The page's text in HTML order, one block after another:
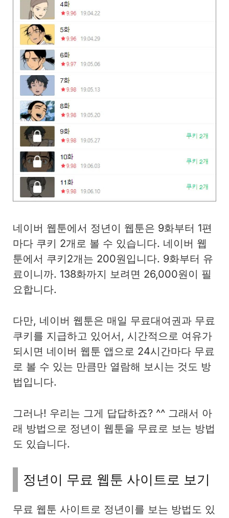
네이버 웹툰에서 정년이 웹툰은 9화부터 1편
마다 쿠키 2개로 볼 수 있습니다. 네이버 웹
툰에서 쿠키2개는 200원입니다. 9화부터 유
료이니까. 138화까지 보려면 26,000원이 필
요합니다.
다만, 네이버 웹툰은 매일 무료대여권과 무료
쿠키를 지급하고 있어서, 시간적으로 여유가
되시면 네이버 웹툰 앱으로 24시간마다 무료
로 볼 수 있는 만큼만 열람해 보시는 것도 방
법입니다.
그러나! 우리는 그게 답답하죠? ^^ 그래서 아
래 방법으로 정년이 웹툰을 무료로 보는 방법
도 있습니다.
정년이 무료 웹툰 사이트로 보기
무료 웹툰 사이트로 정년이를 보는 방법도 있